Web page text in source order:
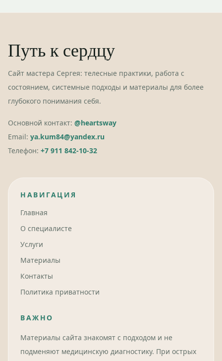
Путь к сердцу
Сайт мастера Сергея: телесные практики, работа с
состоянием, системные подходы и материалы для более
глубокого понимания себя.
Основной контакт: @heartsway
Email: ya.kum84@yandex.ru
Телефон: +7 911 842-10-32
НАВИГАЦИЯ
Главная
О специалисте
Услуги
Материалы
Контакты
Политика приватности
ВАЖНО
Материалы сайта знакомят с подходом и не
подменяют медицинскую диагностику. При острых